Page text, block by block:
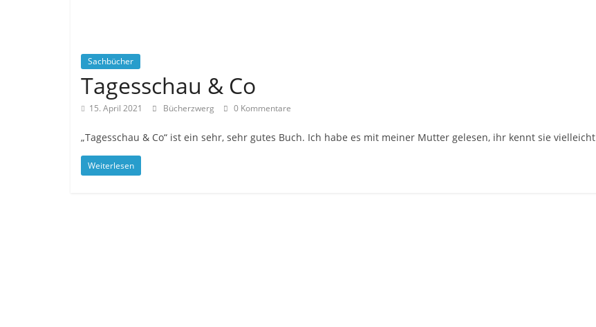
Sachbücher
Tagesschau & Co
15. April 2021 Bücherzwerg 0 Kommentare
„Tagesschau & Co“ ist ein sehr, sehr gutes Buch. Ich habe es mit meiner Mutter gelesen, ihr kennt sie vielleicht
Weiterlesen